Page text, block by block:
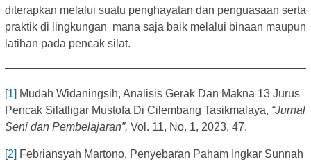
diterapkan melalui suatu penghayatan dan penguasaan serta
praktik di lingkungan mana saja baik melalui binaan maupun
latihan pada pencak silat.
[1] Mudah Widaningsih, Analisis Gerak Dan Makna 13 Jurus
Pencak Silatligar Mustofa Di Cilembang Tasikmalaya, “Jurnal
Seni dan Pembelajaran”, Vol. 11, No. 1, 2023, 47.
[2] Febriansyah Martono, Penyebaran Paham Ingkar Sunnah